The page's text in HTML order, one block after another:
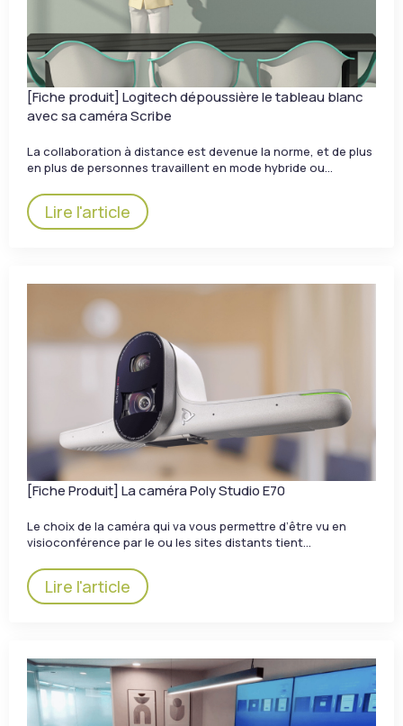
[Fiche produit] Logitech dépoussière le tableau blanc
avec sa caméra Scribe
La collaboration à distance est devenue la norme, et de plus
en plus de personnes travaillent en mode hybride ou…
Lire l'article
[Fiche Produit] La caméra Poly Studio E70
Le choix de la caméra qui va vous permettre d’être vu en
visioconférence par le ou les sites distants tient…
Lire l'article